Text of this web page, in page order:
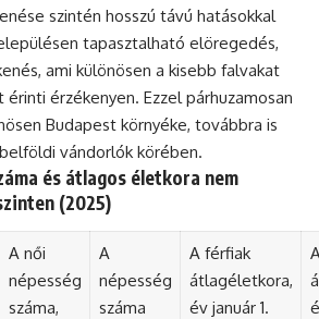
szintén hosszú távú hatásokkal
tapasztalható elöregedés,
ami különösen a kisebb falvakat
érzékenyen. Ezzel párhuzamosan
Budapest környéke, továbbra is
vándorlók körében.
és átlagos életkora nem
(2025)
A női
népesség
száma,
A
népesség
száma
A férfiak
átlagéletkora,
év január 1.